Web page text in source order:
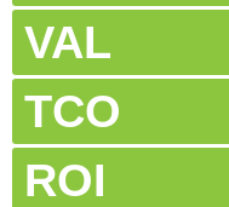
VAL
TCO
ROI